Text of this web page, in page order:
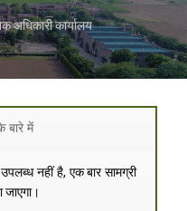
अधिकारी कार्यालय
बारे में
नहीं है, एक बार सामग्री